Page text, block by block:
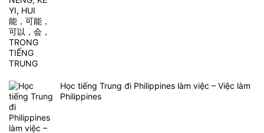
Học tiếng Trung đi Philippines làm việc – Việc làm
Philippines